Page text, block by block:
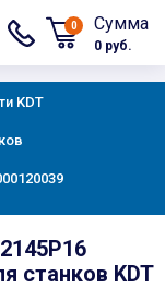
0 Сумма
0 руб.
KDT
станков KDT